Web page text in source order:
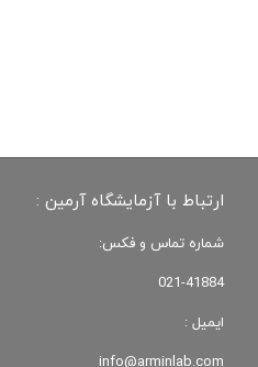
ارتباط با آزمایشگاه آرمین :
شماره تماس و فکس:
021-41884
ایمیل :
info@arminlab.com